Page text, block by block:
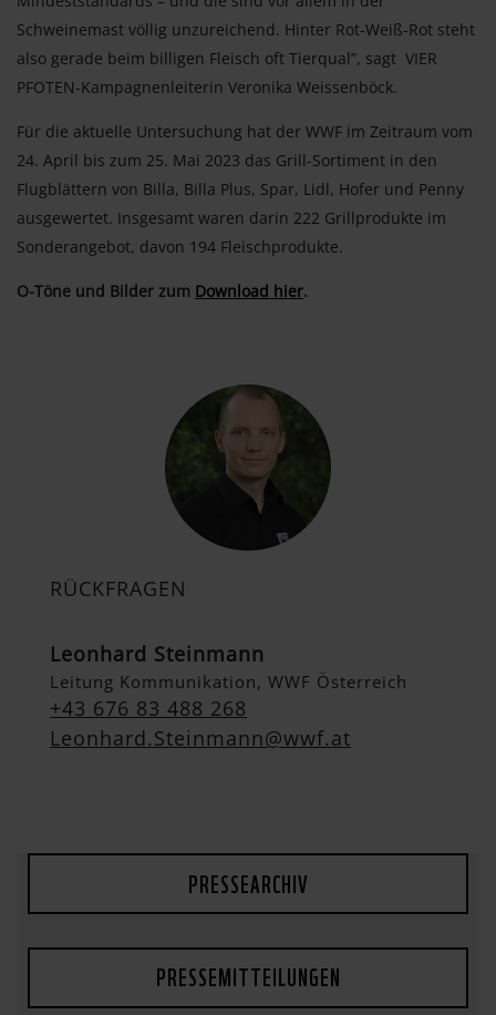
Schweinemast völlig unzureichend. Hinter Rot-Weiß-Rot steht
also gerade beim billigen Fleisch oft Tierqual”, sagt VIER
PFOTEN-Kampagnenleiterin Veronika Weissenböck.
Für die aktuelle Untersuchung hat der WWF im Zeitraum vom
24. April bis zum 25. Mai 2023 das Grill-Sortiment in den
Flugblättern von Billa, Billa Plus, Spar, Lidl, Hofer und Penny
ausgewertet. Insgesamt waren darin 222 Grillprodukte im
Sonderangebot, davon 194 Fleischprodukte.
O-Töne und Bilder zum Download hier.
RÜCKFRAGEN
Leonhard Steinmann
Leitung Kommunikation, WWF Österreich
+43 676 83 488 268
Leonhard.Steinmann@wwf.at
PRESSEARCHIV
PRESSEMITTEILUNGEN